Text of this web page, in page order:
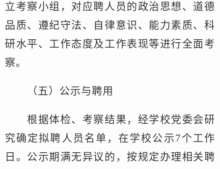
立考察小组，对应聘人员的政治思想、道德
品质、遵纪守法、自律意识、能力素质、科
研水平、工作态度及工作表现等进行全面考
察。
（ 五 ）公示与聘用
根据体检、考察结果，经学校党委会研
究确定拟聘人员名单，在学校公示7个工作
日。公示期满无异议的，按规定办理相关聘